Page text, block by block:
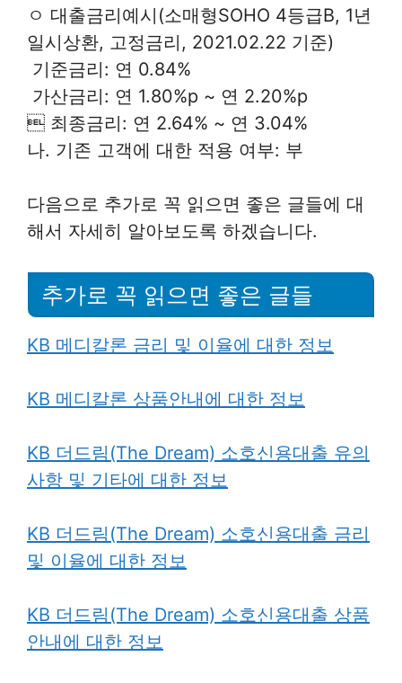
ㅇ 대출금리예시(소매형SOHO 4등급B, 1년
일시상환, 고정금리, 2021.02.22 기준)
 기준금리: 연 0.84%
 가산금리: 연 1.80%p ~ 연 2.20%p
 최종금리: 연 2.64% ~ 연 3.04%
나. 기존 고객에 대한 적용 여부: 부
다음으로 추가로 꼭 읽으면 좋은 글들에 대
해서 자세히 알아보도록 하겠습니다.
추가로 꼭 읽으면 좋은 글들
KB 메디칼론 금리 및 이율에 대한 정보
KB 메디칼론 상품안내에 대한 정보
KB 더드림(The Dream) 소호신용대출 유의
사항 및 기타에 대한 정보
KB 더드림(The Dream) 소호신용대출 금리
및 이율에 대한 정보
KB 더드림(The Dream) 소호신용대출 상품
안내에 대한 정보